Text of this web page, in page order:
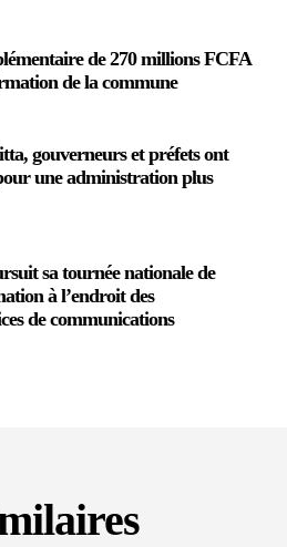
de 270 millions FCFA
de la commune
gouverneurs et préfets ont
une administration plus
sa tournée nationale de
à l’endroit des
de communications